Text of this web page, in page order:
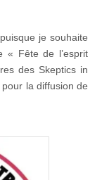
je souhaite
« Fête de l’esprit
des Skeptics in
la diffusion de